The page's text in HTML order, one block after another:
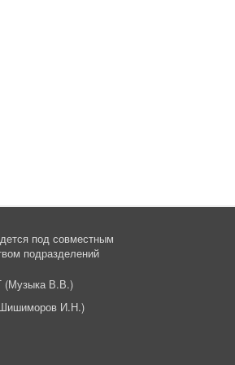
под совместным
подразделений
В.В.)
И.Н.)